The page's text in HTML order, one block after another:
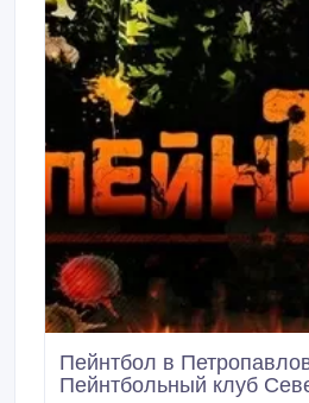
Пейнтбол в
Пейнтбольный клуб